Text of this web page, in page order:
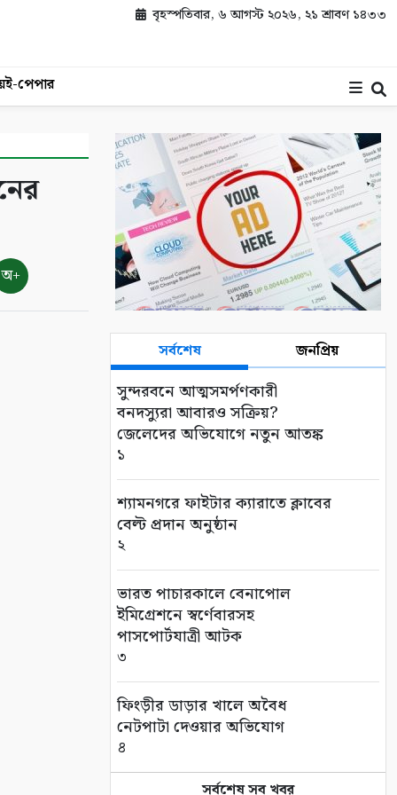
বৃহস্পতিবার, ৬ আগস্ট ২০২৬, ২১ শ্রাবণ ১৪৩৩
ই-পেপার
অ+
সর্বশেষ জনপ্রিয়
সুন্দরবনে আত্মসমর্পণকারী
বনদস্যুরা আবারও সক্রিয়?
জেলেদের অভিযোগে নতুন আতঙ্ক
১
শ্যামনগরে ফাইটার ক্যারাতে ক্লাবের
বেল্ট প্রদান অনুষ্ঠান
২
ভারত পাচারকালে বেনাপোল
ইমিগ্রেশনে স্বর্ণেবারসহ
পাসপোর্টযাত্রী আটক
৩
ফিংড়ীর ডাড়ার খালে অবৈধ
নেটপাটা দেওয়ার অভিযোগ
৪
সর্বশেষ সব খবর